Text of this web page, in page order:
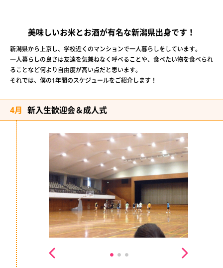
美味しいお米とお酒が有名な新潟県出身です！
新潟県から上京し、学校近くのマンションで一人暮らしをしています。
一人暮らしの良さは友達を気兼ねなく呼べることや、食べたい物を食べられ
ることなど何より自由度が高い点だと思います。
それでは、僕の1年間のスケジュールをご紹介します！
4月 新入生歓迎会＆成人式